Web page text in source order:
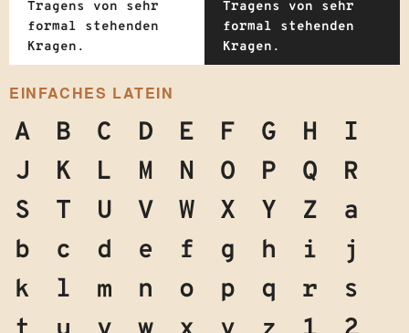
Tragens von sehr
formal stehenden
Kragen.
Tragens von sehr
formal stehenden
Kragen.
EINFACHES LATEIN
A B C D E F G H
I
J
K L M N O P Q
R
S
T U V W X Y Z
a
b
c d e f g h i
j
k
l m n o p q r
s